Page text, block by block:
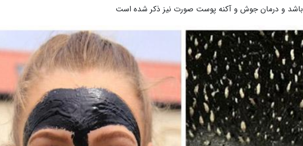
و درمان جوش و آکنه پوست صورت نیز ذکر شده است